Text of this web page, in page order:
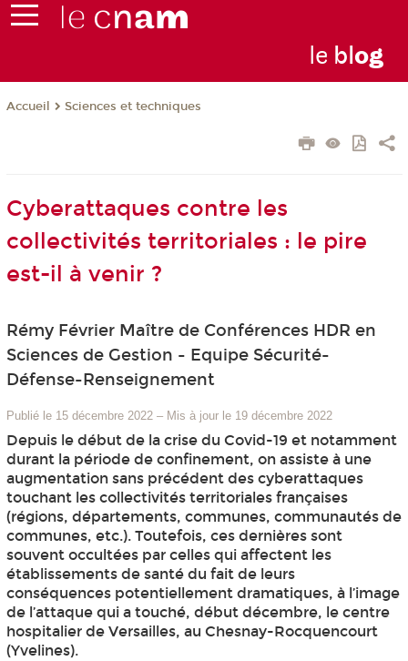
le blog
Accueil Sciences et techniques
Cyberattaques contre les
collectivités territoriales : le pire
est-il à venir ?
Rémy Février Maître de Conférences HDR en
Sciences de Gestion - Equipe Sécurité-
Défense-Renseignement
Publié le 15 décembre 2022 – Mis à jour le 19 décembre 2022
Depuis le début de la crise du Covid-19 et notamment
durant la période de confinement, on assiste à une
augmentation sans précédent des cyberattaques
touchant les collectivités territoriales françaises
(régions, départements, communes, communautés de
communes, etc.). Toutefois, ces dernières sont
souvent occultées par celles qui affectent les
établissements de santé du fait de leurs
conséquences potentiellement dramatiques, à l’image
de l’attaque qui a touché, début décembre, le centre
hospitalier de Versailles, au Chesnay-Rocquencourt
(Yvelines).